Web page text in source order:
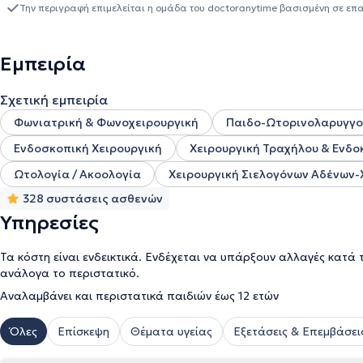
Χειρουργική Κλινική 251 του ΓΝΑ ενώ υπήρξε Ιατρός υπηρεσίας
Outcomes Study (EuSOS Study) υπό την αιγίδα των European
Anaesthesiology (ESA), the Royal College of Anaesthetists. Ακόμη,
Φροντιστήριο με θέμα «Ενδοσκοπικός έλεγχος κατάποσης» στο
Πλαστικής Χειρουργικής Προσώπου, στο 19ο Σεμινάριο ΩΡΛ
Σεμινάριο Ελληνικής Εταιρείας Φωνιατρικής και Διαταραχών
αντιμετώπιση παθήσεων οι οποίες σχετίζονται με την
και κατάποσης και σε νεοπλάσματα κεφαλής και τραχήλου.
Την περιγραφή επιμελείται η ομάδα του doctoranytime βασισμένη σε
Εμπειρία
Σχετική εμπειρία
Φωνιατρική & Φωνοχειρουργική Παιδο-
Ενδοσκοπική Χειρουργική
Χειρουργική Τραχήλου &
Ωτολογία / Ακοολογία
Χειρουργική Σιελογόνων
328 συστάσεις ασθενών
Υπηρεσίες
Τα κόστη είναι ενδεικτικά. Ενδέχεται να υπάρξουν αλλαγές κατά
ανάλογα το περιστατικό.
Αναλαμβάνει και περιστατικά παιδιών έως 12 ετών
Όλες Επίσκεψη Θέματα υγείας Εξετάσεις &